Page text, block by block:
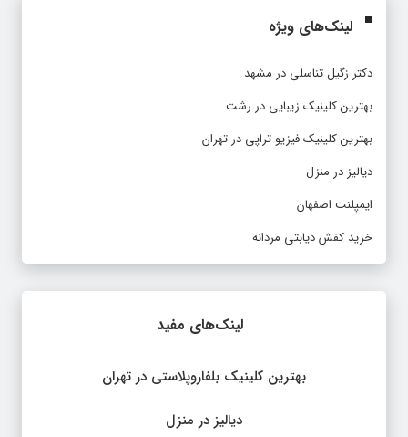
لینک‌های ویژه
دکتر زگیل تناسلی در مشهد
بهترین کلینیک زیبایی در رشت
بهترین کلینیک فیزیو تراپی در تهران
دیالیز در منزل
ایمپلنت اصفهان
خرید کفش دیابتی مردانه
لینک‌های مفید
بهترین کلینیک بلفاروپلاستی در تهران
دیالیز در منزل